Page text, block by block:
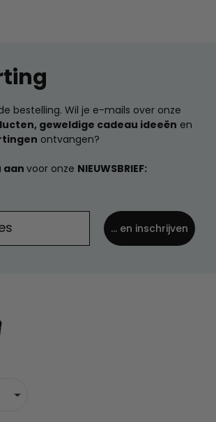
bestelling. Wil je e-mails over onze
geweldige cadeau ideeën en
ontvangen?
aan voor onze NIEUWSBRIEF:
... en inschrijven